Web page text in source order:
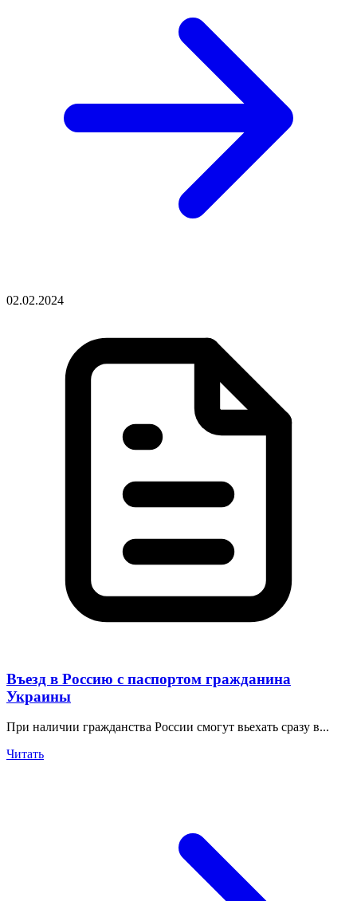
02.02.2024
Въезд в Россию с паспортом гражданина
Украины
При наличии гражданства России смогут вьехать сразу в...
Читать